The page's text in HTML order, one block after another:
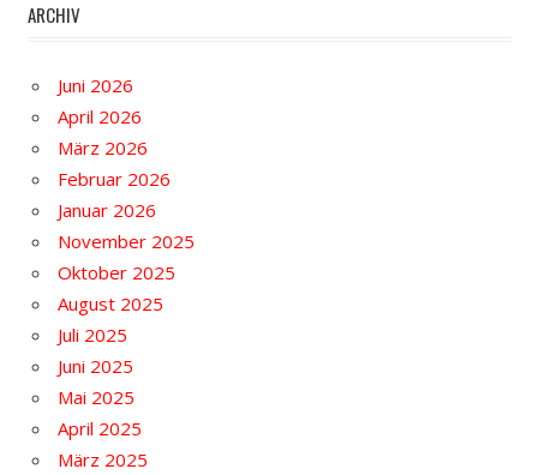
ARCHIV
Juni 2026
April 2026
März 2026
Februar 2026
Januar 2026
November 2025
Oktober 2025
August 2025
Juli 2025
Juni 2025
Mai 2025
April 2025
März 2025